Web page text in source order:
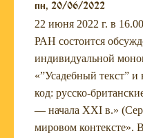
пн, 20/06/2022
22 июня 2022 г. в
РАН состоится
индивидуальной
«”Усадебный текст”
код: русско-
— начала XXI в.»
мировом контексте».